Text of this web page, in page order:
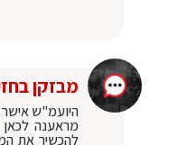
מבזקן
‏היועמ"ש
מראענה
להכשיר את